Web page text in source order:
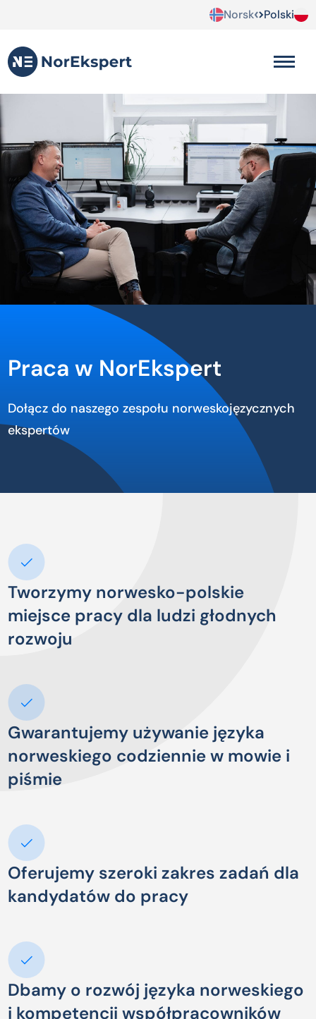
Norsk Polski
Praca w NorEkspert
Dołącz do naszego zespołu norweskojęzycznych
ekspertów
Tworzymy norwesko-polskie
miejsce pracy dla ludzi głodnych
rozwoju
Gwarantujemy używanie języka
norweskiego codziennie w mowie i
piśmie
Oferujemy szeroki zakres zadań dla
kandydatów do pracy
Dbamy o rozwój języka norweskiego
i kompetencji współpracowników